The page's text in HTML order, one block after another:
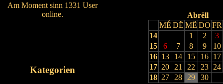
Am Moment sinn 1331 User
online.
Kategorien
Abrëll
MÉ DË MË DO FR
14
1 2
3
15
6 7 8 9
10
16 13 14 15 16
17
17 20 21 22 23
24
18 27 28 29
30